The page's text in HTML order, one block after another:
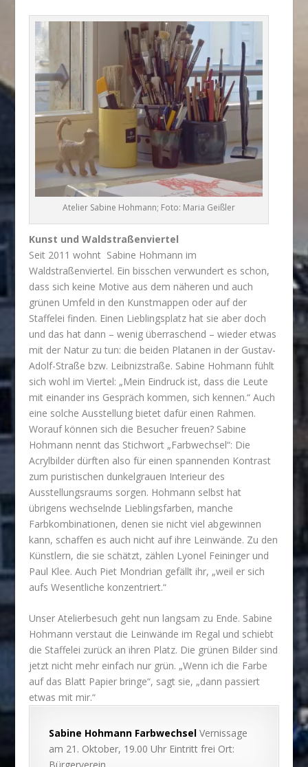
Atelier Sabine Hohmann; Foto: Maria Geißler
Kunst und Waldstraßenviertel
Seit 2011 wohnt Sabine Hohmann im
Waldstraßenviertel. Ein bisschen verwundert es schon,
dass sich keine Motive aus dem näheren und auch
grünen Umfeld in den Kunstmappen oder auf der
Staffelei finden. Einen Lieblingsplatz hat sie aber doch
und das hat dann – wenig überraschend – wieder etwas
mit der Natur zu tun: die beiden Platanen in der Gustav-
Adolf-Straße bzw. Leibnizstraße. Sabine Hohmann fühlt
sich wohl im Viertel: „Mein Eindruck ist, dass die Leute
mit einander ins Gespräch kommen, sich kennen.“ Auch
eine solche Ausstellung bietet dafür einen Rahmen.
Worauf können sich die Besucher freuen? Sabine
Hohmann nennt das Stichwort „Farbwechsel“: Die
Acrylbilder dürften also für einen spannenden Kontrast
zum puristischen dunkelgrauen Interieur des
Ausstellungsraums sorgen. Hohmann selbst hat
übrigens wechselnde Lieblingsfarben, manche
Farbkombinationen, denen sie nicht viel abgewinnen
kann, schaffen es auch nicht auf ihre Leinwände. Zu den
Künstlern, die sie schätzt, zählen Lyonel Feininger und
Paul Klee. Auch Piet Mondrian gefällt ihr, „weil er sich
aufs Wesentliche konzentriert.“
Unser Atelierbesuch geht nun langsam zu Ende. Sabine
Hohmann verstaut die Leinwände im Regal und schiebt
die Staffelei zurück an ihren Platz. Die grünen Bilder sind
jetzt nicht mehr einfach nur grün. „Wenn ich die Farbe
auf das Blatt Papier bringe“, sagt sie, „dann passiert
etwas mit mir.“
Sabine Hohmann Farbwechsel Vernissage
am 21. Oktober, 19.00 Uhr Eintritt frei Ort: